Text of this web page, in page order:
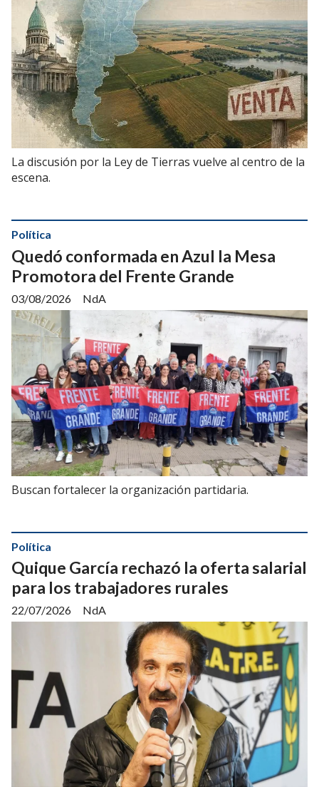
La discusión por la Ley de Tierras vuelve al centro de la
escena.
Quedó conformada en Azul la Mesa
Promotora del Frente Grande
NdA
Política
03/08/2026
Buscan fortalecer la organización partidaria.
Quique García rechazó la oferta salarial
para los trabajadores rurales
NdA
Política
22/07/2026